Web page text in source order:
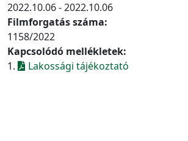
2022.10.06 - 2022.10.06
Filmforgatás száma:
1158/2022
Kapcsolódó mellékletek:
1.
Lakossági tájékoztató